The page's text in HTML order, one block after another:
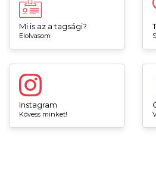
Mi is az a tagsági?
Elolvasom
Instagram
Kövess minket!